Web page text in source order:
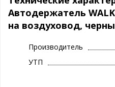
поцарапать дефлектор обдува.
пластины разной формы
держатель изготовлен с
устройство, наушники и дата-
упаковка.
Автодержатель
на воздуховод,
Производитель
УТП